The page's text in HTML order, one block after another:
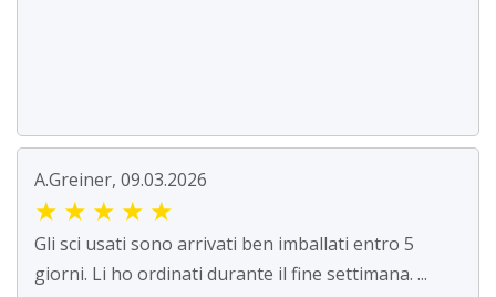
A.Greiner, 09.03.2026
★ ★ ★ ★ ★
Gli sci usati sono arrivati ben imballati entro 5
giorni. Li ho ordinati durante il fine settimana. ...